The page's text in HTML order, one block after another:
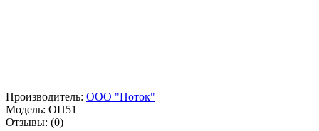
Производитель: ООО "Поток"
Модель: ОП51
Отзывы: (0)